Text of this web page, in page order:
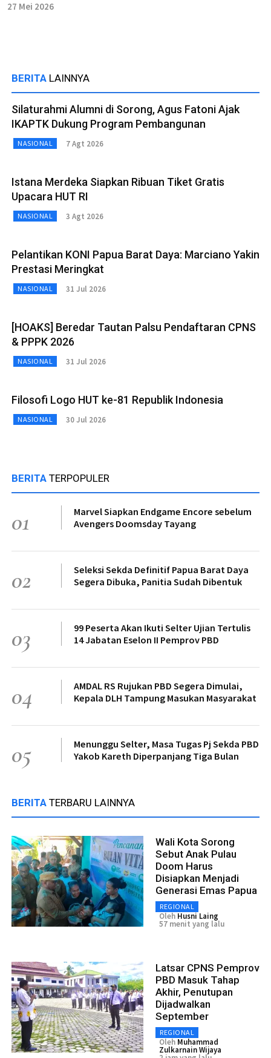
27 Mei 2026
BERITA LAINNYA
Silaturahmi Alumni di Sorong, Agus Fatoni Ajak
IKAPTK Dukung Program Pembangunan
NASIONAL 7 Agt 2026
Istana Merdeka Siapkan Ribuan Tiket Gratis
Upacara HUT RI
NASIONAL 3 Agt 2026
Pelantikan KONI Papua Barat Daya: Marciano Yakin
Prestasi Meringkat
NASIONAL 31 Jul 2026
[HOAKS] Beredar Tautan Palsu Pendaftaran CPNS
& PPPK 2026
NASIONAL 31 Jul 2026
Filosofi Logo HUT ke-81 Republik Indonesia
NASIONAL 30 Jul 2026
BERITA TERPOPULER
01
Marvel Siapkan Endgame Encore sebelum
Avengers Doomsday Tayang
02
Seleksi Sekda Definitif Papua Barat Daya
Segera Dibuka, Panitia Sudah Dibentuk
03
99 Peserta Akan Ikuti Selter Ujian Tertulis
14 Jabatan Eselon II Pemprov PBD
04
AMDAL RS Rujukan PBD Segera Dimulai,
Kepala DLH Tampung Masukan Masyarakat
05
Menunggu Selter, Masa Tugas Pj Sekda PBD
Yakob Kareth Diperpanjang Tiga Bulan
BERITA TERBARU LAINNYA
Wali Kota Sorong
Sebut Anak Pulau
Doom Harus
Disiapkan Menjadi
Generasi Emas Papua
REGIONAL
Oleh Husni Laing
57 menit yang lalu
Latsar CPNS Pemprov
PBD Masuk Tahap
Akhir, Penutupan
Dijadwalkan
September
REGIONAL
Oleh Muhammad
Zulkarnain Wijaya